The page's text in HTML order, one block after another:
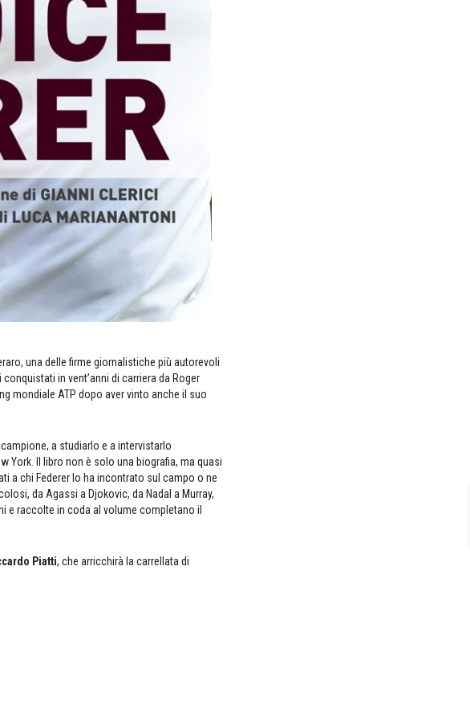
una delle firme giornalistiche più autorevoli
in vent’anni di carriera da Roger
mondiale ATP dopo aver vinto anche il suo
a studiarlo e a intervistarlo
York. Il libro non è solo una biografia, ma quasi
a chi Federer lo ha incontrato sul campo o ne
da Agassi a Djokovic, da Nadal a Murray,
e raccolte in coda al volume completano il
Piatti, che arricchirà la carrellata di